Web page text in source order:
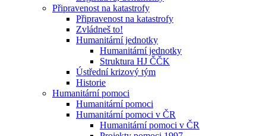
Připravenost na katastrofy
Připravenost na katastrofy
Zvládneš to!
Humanitární jednotky
Humanitární jednotky
Struktura HJ ČČK
Ústřední krizový tým
Historie
Humanitární pomoci
Humanitární pomoci
Humanitární pomoci v ČR
Humanitární pomoci v ČR